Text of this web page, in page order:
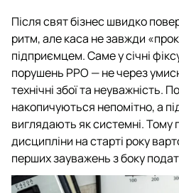
Після свят бізнес швидко
ритм, але каса не завжди
підприємцем. Саме у січні
порушень РРО — не через
технічні збої та неуважність.
накопичуються непомітно, а
виглядають як системні. Тому
дисципліни на старті року
перших зауважень з боку